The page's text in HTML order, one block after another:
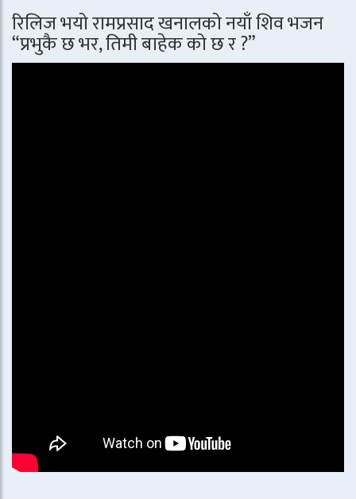
रिलिज भयो रामप्रसाद खनालको नयाँ शिव भजन
“प्रभुकै छ भर, तिमी बाहेक को छ र ?”